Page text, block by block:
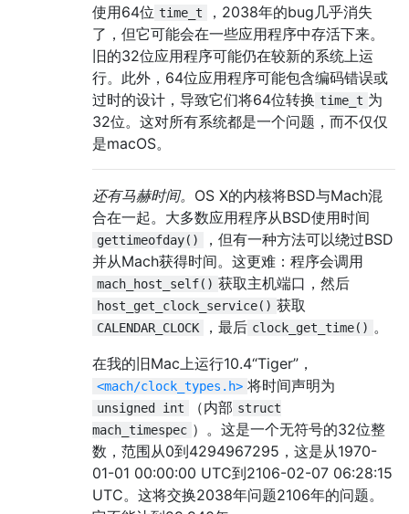
使用64位 time_t
，2038年的bug几乎消失
了，但它可能会在一些应用程序中存活下来。
旧的32位应用程序可能仍在较新的系统上运
行。此外，64位应用程序可能包含编码错误或
过时的设计，导致它们将64位转换 time_t 为
32位。这对所有系统都是一个问题，而不仅仅
是macOS。
还有马赫时间。 OS X的内核将BSD与Mach混
合在一起。大多数应用程序从BSD使用时间
gettimeofday()
，但有一种方法可以绕过BSD
并从Mach获得时间。这更难：程序会调用
mach_host_self() 获取主机端口，然后
host_get_clock_service() 获取
CALENDAR_CLOCK ，最后 clock_get_time() 。
在我的旧Mac上运行10.4“Tiger”，
<mach/clock_types.h> 将时间声明为
unsigned int （内部 struct
mach_timespec ）。这是一个无符号的32位整
数，范围从0到4294967295，这是从1970-
01-01 00:00:00 UTC到2106-02-07 06:28:15
UTC。这将交换2038年问题2106年的问题。